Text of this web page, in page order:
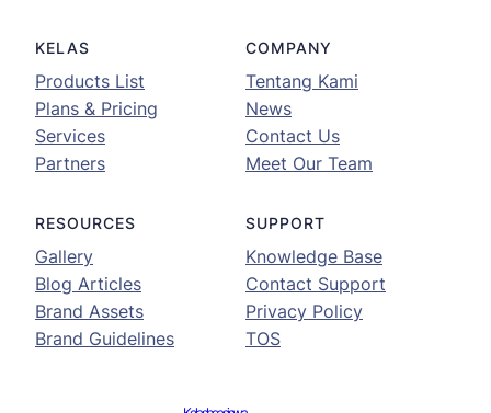
KELAS
Products List
Plans & Pricing
Services
Partners
COMPANY
Tentang Kami
News
Contact Us
Meet Our Team
RESOURCES
Gallery
Blog Articles
Brand Assets
Brand Guidelines
SUPPORT
Knowledge Base
Contact Support
Privacy Policy
TOS